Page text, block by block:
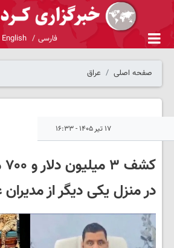
فارسی English
صفحه اصلی عراق
۱۷ تیر ۱۴۰۵ - ۱۶:۳۳
در منزل یکی دیگر از مدیران